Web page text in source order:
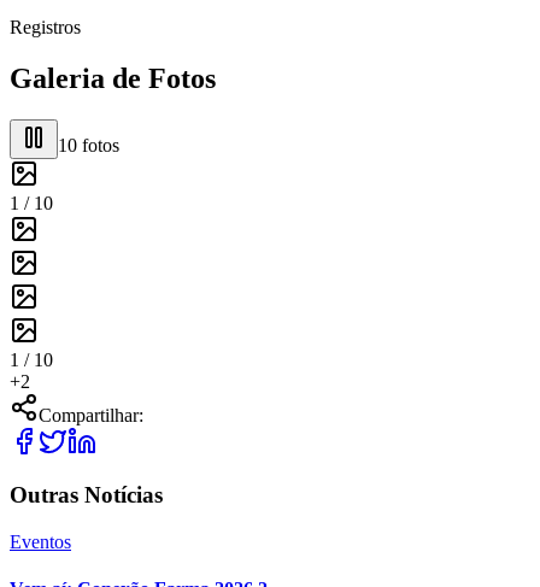
Registros
Galeria de Fotos
10 fotos
1 / 10
1 / 10
+2
Compartilhar:
Outras Notícias
Eventos